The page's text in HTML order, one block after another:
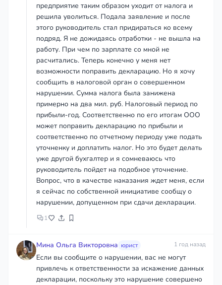
предприятие таким образом уходит от налога и
решила уволиться. Подала заявление и после
этого руководитель стал придираться ко всему
подряд. Я не дожидаясь отработки - не вышла на
работу. При чем по зарплате со мной не
расчитались. Теперь конечно у меня нет
возможности поправить декларацию. Но я хочу
сообщить в налоговой орган о совершенном
нарушении. Сумма налога была занижена
примерно на два мил. руб. Налоговый период по
прибыли-год. Соответственно по его итогам ООО
может поправить декларацию по прибыли и
соответственно по отчетному периоду уже подать
уточненку и доплатить налог. Но это будет делать
уже другой бухгалтер и я сомневаюсь что
руководитель пойдет на подобное уточнение.
Вопрос, что в качестве наказания ждет меня, если
я сейчас по собственной инициативе сообщу о
нарушении, допущенном при сдачи декларации.
1
Мина Ольга Викторовна юрист 1 год назад
Если вы сообщите о нарушении, вас не могут
привлечь к ответственности за искажение данных
декларации, поскольку это нарушение совершено